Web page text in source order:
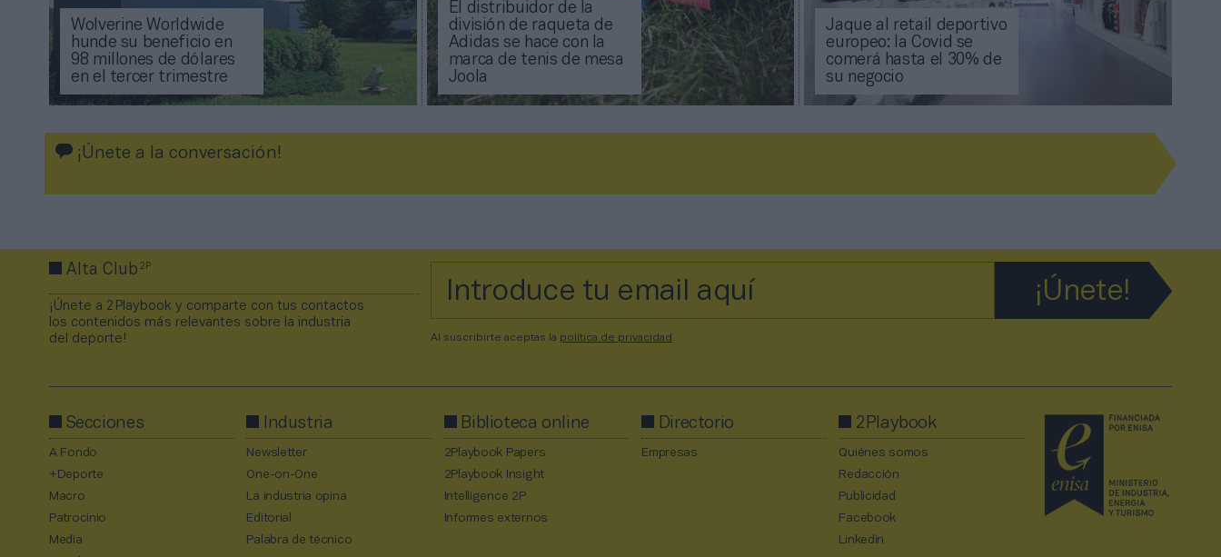
Wolverine Worldwide
hunde su beneficio en
98 millones de dólares
en el tercer trimestre
El distribuidor de la
división de raqueta de
Adidas se hace con la
marca de tenis de mesa
Joola
Jaque al retail deportivo
europeo: la Covid se
comerá hasta el 30% de
su negocio
¡Únete a la conversación!
Alta Club2P
¡Únete a 2Playbook y comparte con tus contactos
los contenidos más relevantes sobre la industria
del deporte!
Al suscribirte aceptas la política de privacidad
Secciones
A Fondo
+Deporte
Macro
Patrocinio
Media
Industria
Newsletter
One-on-One
La industria opina
Editorial
Palabra de técnico
Biblioteca online
2Playbook Papers
2Playbook Insight
Intelligence 2P
Informes externos
Directorio
Empresas
2Playbook
Quiénes somos
Redacción
Publicidad
Facebook
Linkedin